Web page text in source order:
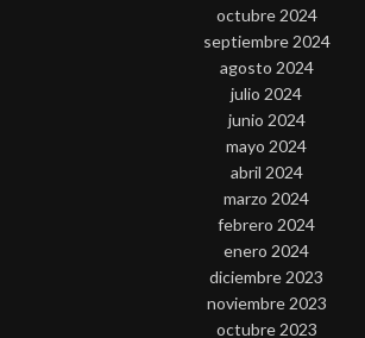
octubre 2024
septiembre 2024
agosto 2024
julio 2024
junio 2024
mayo 2024
abril 2024
marzo 2024
febrero 2024
enero 2024
diciembre 2023
noviembre 2023
octubre 2023